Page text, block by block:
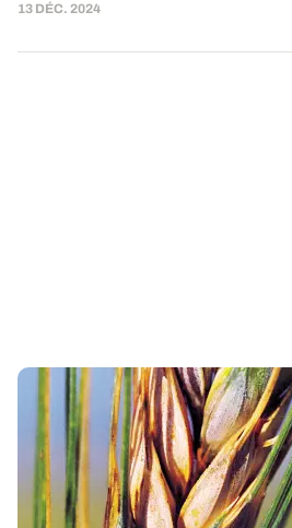
13 DÉC. 2024
Céréales à paille : comment
principales maladies de l'épi
Les conditions climatiques du
à la contamination par des agents...
06 JUIN 2024